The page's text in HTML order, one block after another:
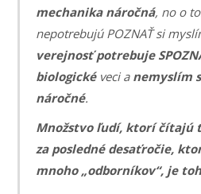
mechanika náročná, no o
nepotrebujú POZNAŤ si
verejnosť potrebuje
biologickéveci a nemyslím
náročné.
Množstvo ľudí, ktorí čítajú
za posledné desaťročie,
mnoho „odborníkov“, je